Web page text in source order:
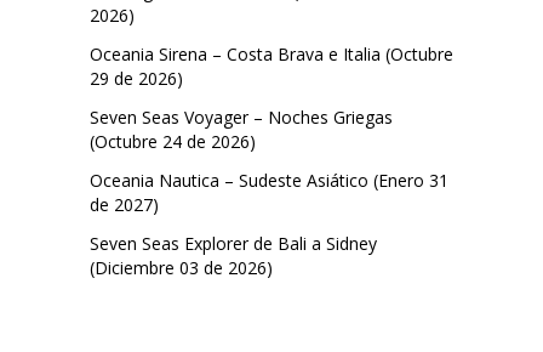
2026)
Oceania Sirena – Costa Brava e Italia (Octubre
29 de 2026)
Seven Seas Voyager – Noches Griegas
(Octubre 24 de 2026)
Oceania Nautica – Sudeste Asiático (Enero 31
de 2027)
Seven Seas Explorer de Bali a Sidney
(Diciembre 03 de 2026)